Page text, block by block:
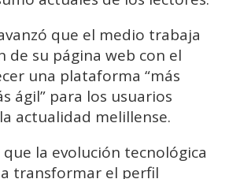
que el medio trabaja
de su página web con el
una plataforma “más
ágil” para los usuarios
actualidad melillense.
la evolución tecnológica
transformar el perfil